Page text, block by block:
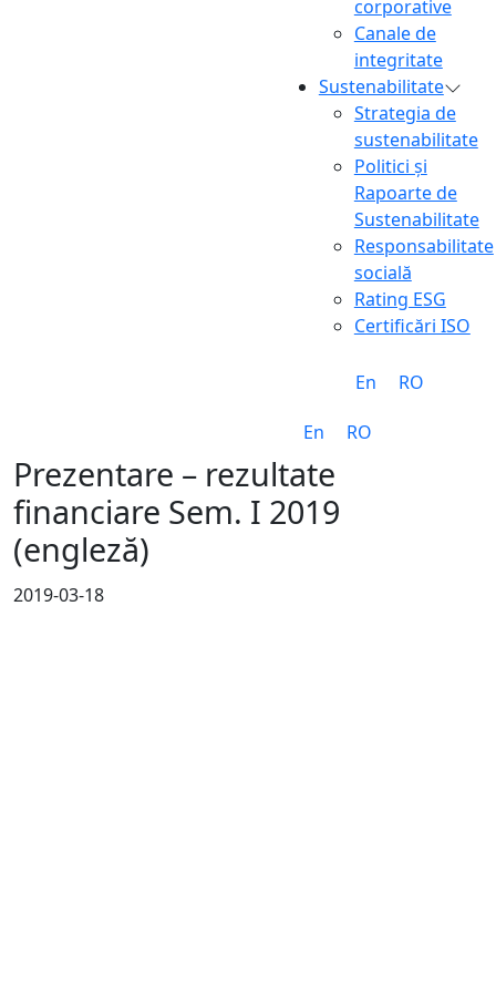
corporative
Canale de
integritate
Sustenabilitate
Strategia de
sustenabilitate
Politici și
Rapoarte de
Sustenabilitate
Responsabilitate
socială
Rating ESG
Certificări ISO
En RO
En RO
Prezentare – rezultate
financiare Sem. I 2019
(engleză)
2019-03-18